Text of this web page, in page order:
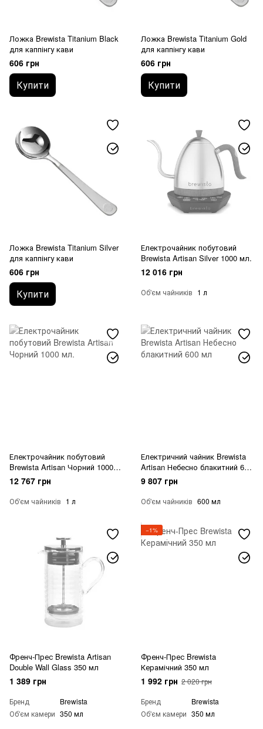
Ложка Brewista Titanium Black
для каппінгу кави
606 грн
Купити
Ложка Brewista Titanium Gold
для каппінгу кави
606 грн
Купити
Ложка Brewista Titanium Silver
для каппінгу кави
606 грн
Купити
Електрочайник побутовий
Brewista Artisan Silver 1000 мл.
12 016 грн
Об'єм чайників 1 л
Електрочайник побутовий
Brewista Artisan Чорний 1000
мл.
12 767 грн
Об'єм чайників 1 л
Електричний чайник Brewista
Artisan Небесно блакитний 600
мл
9 807 грн
Об'єм чайників 600 мл
Френч-Прес Brewista Artisan
Double Wall Glass 350 мл
1 389 грн
Бренд
Brewista
Об'єм камери 350 мл
−1%
Френч-Прес Brewista
Керамічний 350 мл
1 992 грн 2 020 грн
Бренд
Brewista
Об'єм камери 350 мл